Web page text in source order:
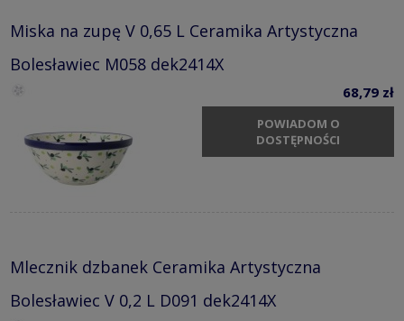
Miska na zupę V 0,65 L Ceramika Artystyczna
Bolesławiec M058 dek2414X
68,79 zł
POWIADOM O
DOSTĘPNOŚCI
Mlecznik dzbanek Ceramika Artystyczna
Bolesławiec V 0,2 L D091 dek2414X